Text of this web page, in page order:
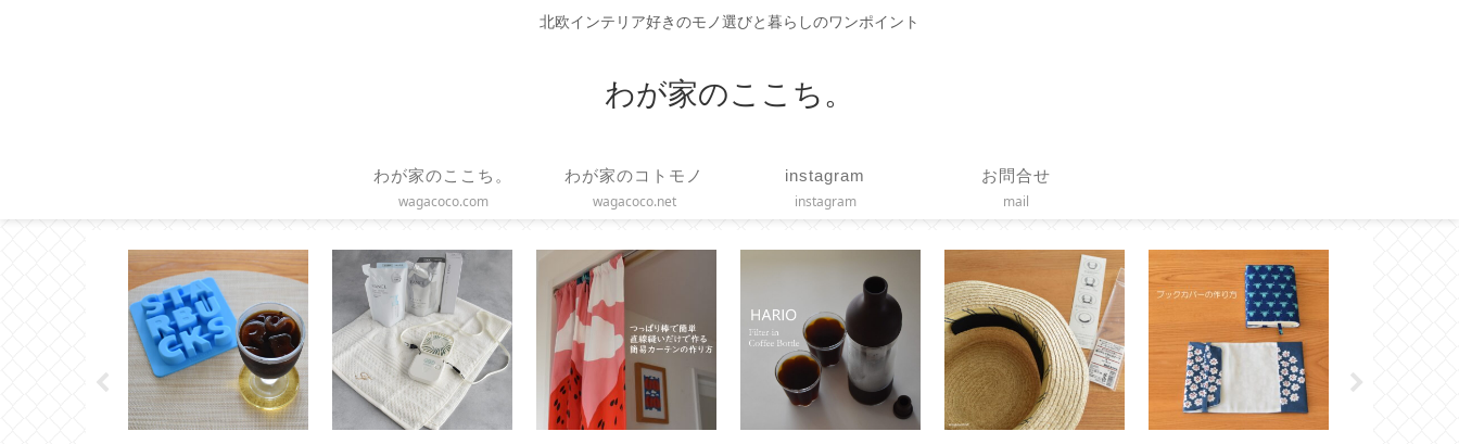
北欧インテリア好きのモノ選びと暮らしのワンポイント
わが家のここち。
わが家のここち。
wagacoco.com
わが家のコトモノ
wagacoco.net
instagram
instagram
お問合せ
mail